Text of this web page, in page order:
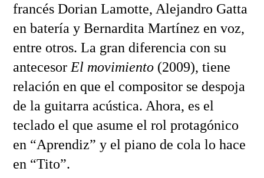
francés Dorian Lamotte, Alejandro Gatta
en batería y Bernardita Martínez en voz,
entre otros. La gran diferencia con su
antecesor El movimiento(2009), tiene
relación en que el compositor se despoja
de la guitarra acústica. Ahora, es el
teclado el que asume el rol protagónico
en “Aprendiz” y el piano de cola lo hace
en “Tito”.